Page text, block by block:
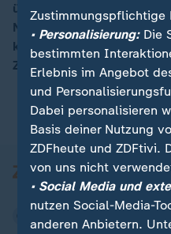
00:06
überraschenden Wende
Neben Wolfgang Kubicki,
kandidiert nun ebenfalls
Zimmermann für den FDP-
Zustimmungspflichtige
• Personalisierung:Die
bestimmten
Erlebnis im Angebot
und
Dabei personalisieren
Basis deiner Nutzung
ZDFheute und ZDFtivi.
von uns nicht
• Social Media und
nutzen Social-Media-
anderen Anbietern.